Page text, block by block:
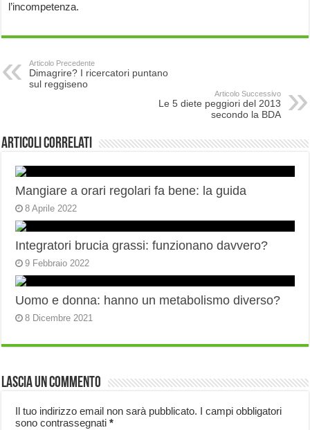
l’incompetenza.
Articolo Precedente
Dimagrire? I ricercatori puntano
sul reggiseno
Articolo Successivo
Le 5 diete peggiori del 2013
secondo la BDA
Articoli correlati
Mangiare a orari regolari fa bene: la guida
8 Aprile 2022
Integratori brucia grassi: funzionano davvero?
9 Febbraio 2022
Uomo e donna: hanno un metabolismo diverso?
8 Dicembre 2021
Lascia un commento
Il tuo indirizzo email non sarà pubblicato. I campi obbligatori
sono contrassegnati*